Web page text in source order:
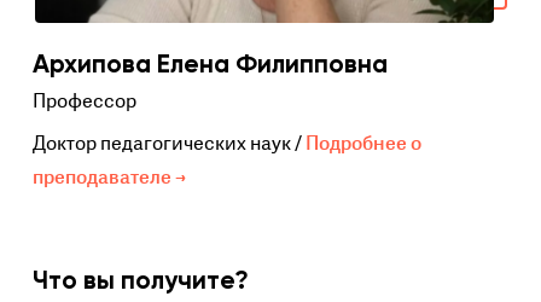
Архипова Елена Филипповна
Профессор
Доктор педагогических наук /Подробнее о
преподавателе →
Что вы получите?